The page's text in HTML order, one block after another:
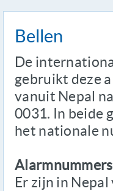
Bellen
De
gebruikt deze
vanuit Nepal
0031. In beide
het nationale
Alarmnummers
Er zijn in